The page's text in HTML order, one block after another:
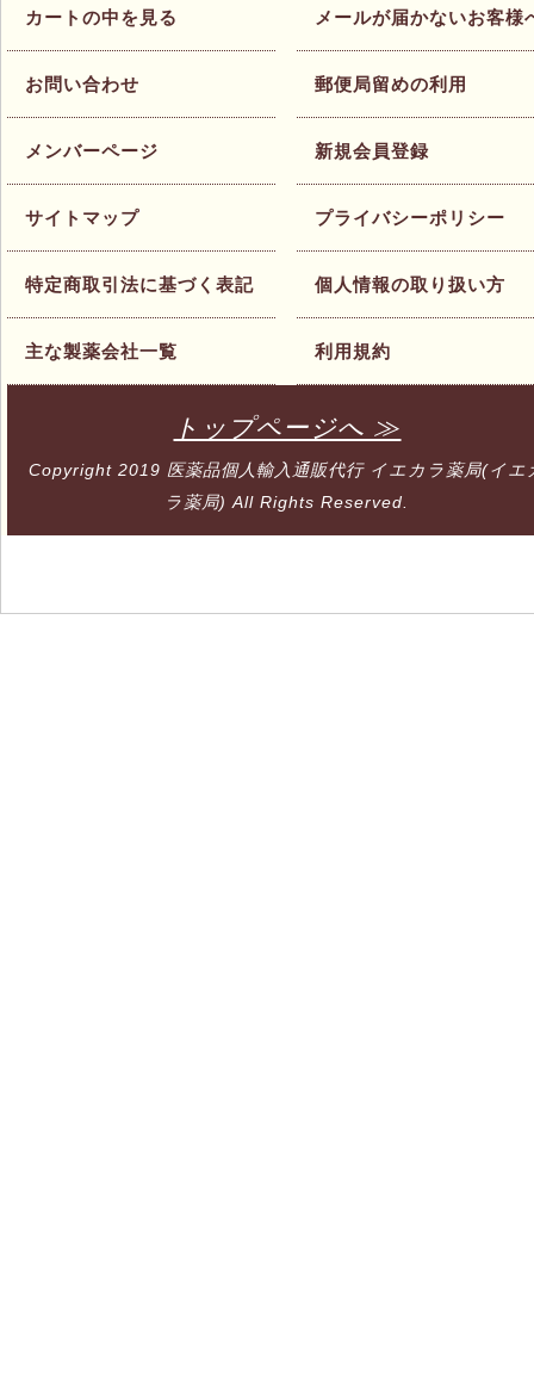
カートの中を見る
お問い合わせ
メンバーページ
サイトマップ
特定商取引法に基づく表記
主な製薬会社一覧
メールが届かないお客様
郵便局留めの利用
新規会員登録
プライバシーポリシー
個人情報の取り扱い方
利用規約
トップページへ ≫
Copyright 2019 医薬品個人輸入通販代行 イエカラ薬局(イエ
ラ薬局) All Rights Reserved.